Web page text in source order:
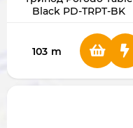
Black PD-TRPT-BK
103 m